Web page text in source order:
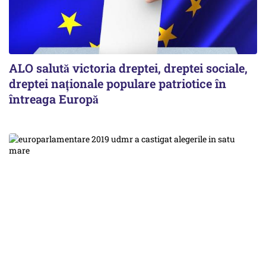
ALO salută victoria dreptei, dreptei sociale,
dreptei naţionale populare patriotice în
întreaga Europă